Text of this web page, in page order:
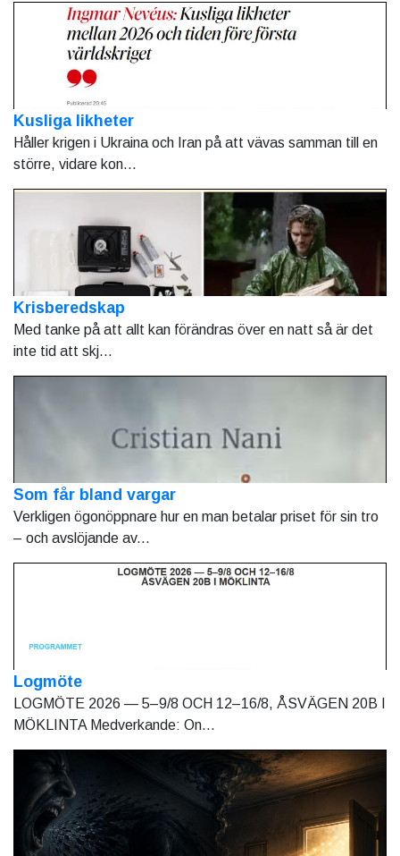
Kusliga likheter
Håller krigen i Ukraina och Iran på att vävas samman till en
större, vidare kon...
Krisberedskap
Med tanke på att allt kan förändras över en natt så är det
inte tid att skj...
Som får bland vargar
Verkligen ögonöppnare hur en man betalar priset för sin tro
– och avslöjande av...
Logmöte
LOGMÖTE 2026 — 5–9/8 OCH 12–16/8, ÅSVÄGEN 20B I
MÖKLINTA Medverkande: On...